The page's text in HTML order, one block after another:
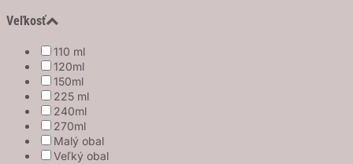
Veľkosť
110 ml
120ml
150ml
225 ml
240ml
270ml
Malý obal
Veľký obal